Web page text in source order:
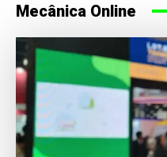
Mecânica Online